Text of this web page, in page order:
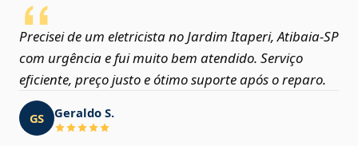
Precisei de um eletricista no Jardim Itaperi, Atibaia‑SP
com urgência e fui muito bem atendido. Serviço
eficiente, preço justo e ótimo suporte após o reparo.
GS Geraldo S.